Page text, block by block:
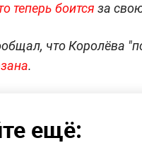
теперь боится за
что Королёва
.
ещё: